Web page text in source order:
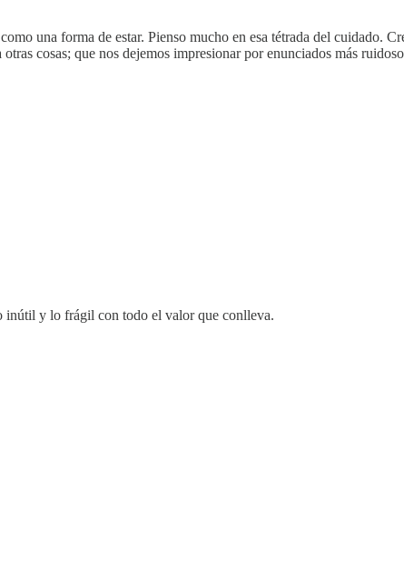
una forma de estar. Pienso mucho en esa tétrada del cuidado.
cosas; que nos dejemos impresionar por enunciados más
inútil y lo frágil con todo el valor que conlleva.